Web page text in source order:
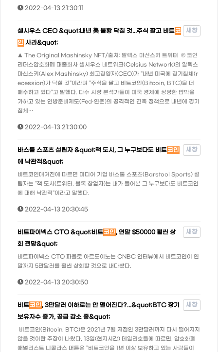
2022-04-13 21:30:11
셀시우스 CEO &quot;내년 美 불황 닥칠 것...주식 팔고 비트코
인 사라&quot;
새창
▲ The Original Mashinsky NFT/출처: 알렉스 마신스키 트위터 © 코인
리더스암호화폐 대출회사 셀시우스 네트워크(Celsius Network)의 알렉스
마신스키(Alex Mashinsky) 최고경영자(CEO)가 "내년 미국에 경기침체(r
ecession)가 닥칠 것"이라며 "주식을 팔고 비트코인(Bitcoin, BTC)을 더
매수하고 있다"고 말했다. 다수 시장 분석가들이 미국 경제에 상당한 압박을
가하고 있는 연방준비제도(Fed·연준)의 공격적인 긴축 정책으로 내년에 경기
침체…
2022-04-13 21:30:00
바스툴 스포츠 설립자 &quot;잭 도시, 그 누구보다도 비트코인
에 낙관적&quot;
새창
비트코인매거진에 따르면 미디어 기업 바스툴 스포츠(Barstool Sports) 설
립자는 "잭 도시(트위터, 블록 창업자)는 내가 들어본 그 누구보다도 비트코인
에 대해 낙관적"이라고 말했다.
2022-04-13 20:30:45
비트파이넥스 CTO &quot;비트코인, 연말 $50000 훨씬 상
회 전망&quot;
새창
비트파이넥스 CTO 파올로 아르도이노는 CNBC 인터뷰에서 비트코인이 연
말까지 5만달러를 훨씬 상회할 것으로 내다봤다.
2022-04-13 20:30:50
비트코인, 3만달러 이하로는 안 떨어진다?...&quot;BTC 장기
보유자수 증가, 공급 감소 중&quot;
새창
비트코인(Bitcoin, BTC)은 2021년 7월 저점인 3만달러까지 다시 떨어지지
않을 것이란 주장이 나왔다. 13일(현지시간) 데일리호들에 따르면, 암호화폐
애널리스트 니콜라스 머튼은 "비트코인을 1년 이상 보유하고 있는 사람들이